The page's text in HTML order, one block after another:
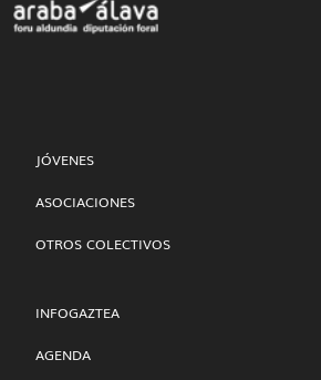
JÓVENES
ASOCIACIONES
OTROS COLECTIVOS
INFOGAZTEA
AGENDA